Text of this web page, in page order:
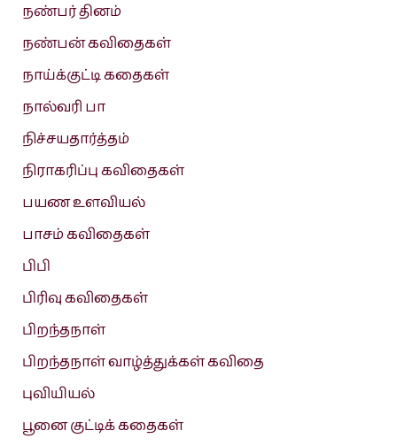
நண்பர் தினம்
நண்பன் கவிதைகள்
நாய்க்குட்டி கதைகள்
நால்வரி பா
நிச்சயதார்த்தம்
நிராகரிப்பு கவிதைகள்
பயண உளவியல்
பாசம் கவிதைகள்
பிபி
பிரிவு கவிதைகள்
பிறந்தநாள்
பிறந்தநாள் வாழ்த்துக்கள் கவிதை
புவியியல்
பூனை குட்டிக் கதைகள்